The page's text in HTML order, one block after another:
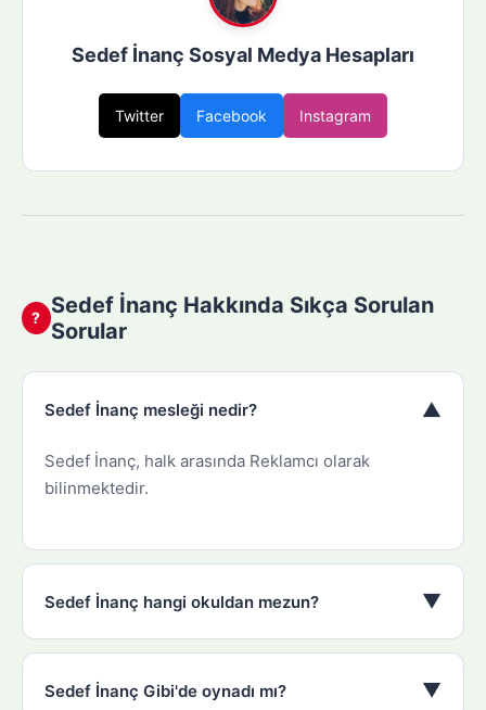
Sedef İnanç Sosyal Medya Hesapları
Twitter Facebook Instagram
?
Sedef İnanç Hakkında Sıkça Sorulan
Sorular
Sedef İnanç mesleği nedir? ▼
Sedef İnanç, halk arasında Reklamcı olarak
bilinmektedir.
Sedef İnanç hangi okuldan mezun? ▼
Sedef İnanç Gibi'de oynadı mı? ▼